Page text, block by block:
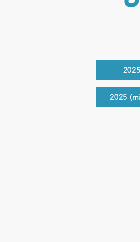
2025
2025